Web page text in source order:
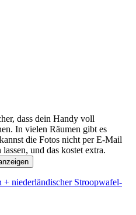
dass dein Handy voll
In vielen Räumen gibt es
die Fotos nicht per E-Mail
und das kostet extra.
niederländischer Stroopwafel-